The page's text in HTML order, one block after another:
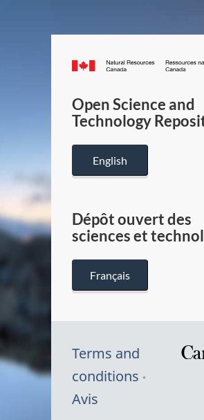
Canada.ca
Open Science and
Technology
English
Dépôt ouvert des
sciences et
Français
Terms and
conditions
Avis